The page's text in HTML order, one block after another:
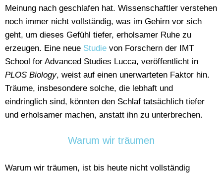
Meinung nach geschlafen hat. Wissenschaftler verstehen
noch immer nicht vollständig, was im Gehirn vor sich
geht, um dieses Gefühl tiefer, erholsamer Ruhe zu
erzeugen. Eine neue Studie von Forschern der IMT
School for Advanced Studies Lucca, veröffentlicht in
PLOS Biology, weist auf einen unerwarteten Faktor hin.
Träume, insbesondere solche, die lebhaft und
eindringlich sind, könnten den Schlaf tatsächlich tiefer
und erholsamer machen, anstatt ihn zu unterbrechen.
Warum wir träumen
Warum wir träumen, ist bis heute nicht vollständig